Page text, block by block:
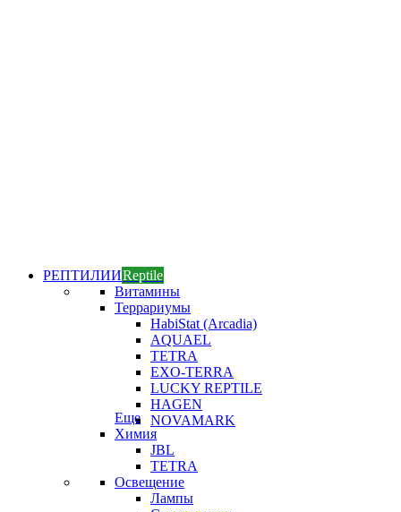
РЕПТИЛИИReptile
Витамины
Террариумы
HabiStat (Arcadia)
AQUAEL
TETRA
EXO-TERRA
LUCKY REPTILE
HAGEN
NOVAMARK
Еще
Химия
JBL
TETRA
Освещение
Лампы